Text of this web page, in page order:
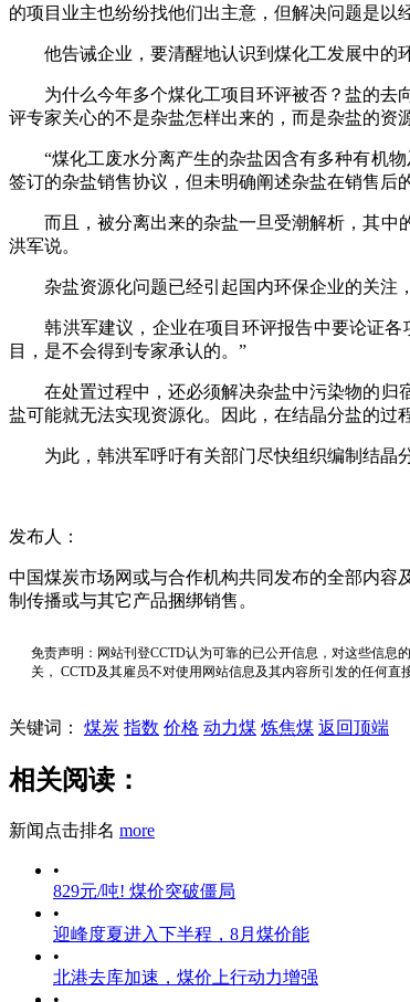
的项目业主也纷纷找他们出主意，但解决问题是以
他告诫企业，要清醒地认识到煤化工发展中的环
为什么今年多个煤化工项目环评被否？盐的去向
评专家关心的不是杂盐怎样出来的，而是杂盐的资
“煤化工废水分离产生的杂盐因含有多种有机物
签订的杂盐销售协议，但未明确阐述杂盐在销售后
而且，被分离出来的杂盐一旦受潮解析，其中的
洪军说。
杂盐资源化问题已经引起国内环保企业的关注，
韩洪军建议，企业在项目环评报告中要论证各
目，是不会得到专家承认的。”
在处置过程中，还必须解决杂盐中污染物的归宿
盐可能就无法实现资源化。因此，在结晶分盐的过
为此，韩洪军呼吁有关部门尽快组织编制结晶分
发布人：
中国煤炭市场网或与合作机构共同发布的全部内容
制传播或与其它产品捆绑销售。
免责声明：网站刊登CCTD认为可靠的已公开信息，对这些信息
关， CCTD及其雇员不对使用网站信息及其内容所引发的任何直
关键词： 煤炭 指数 价格 动力煤 炼焦煤 返回顶端
相关阅读：
新闻点击排名 more
•
829元/吨! 煤价突破僵局
•
迎峰度夏进入下半程，8月煤价能
•
北港去库加速，煤价上行动力增强